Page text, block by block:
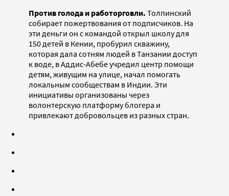
Против голода и работорговли. Толпинский
собирает пожертвования от подписчиков. На
эти деньги он с командой открыл школу для
150 детей в Кении, пробурил скважину,
которая дала сотням людей в Танзании доступ
к воде, в Аддис-Абебе учредил центр помощи
детям, живущим на улице, начал помогать
локальным сообществам в Индии. Эти
инициативы организованы через
волонтерскую платформу блогера и
привлекают добровольцев из разных стран.